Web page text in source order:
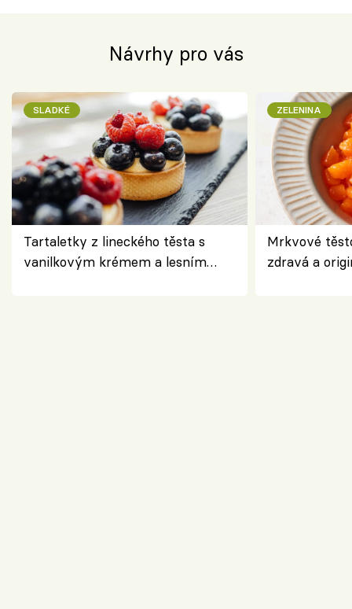
Návrhy pro vás
SLADKÉ
Tartaletky z lineckého těsta s
vanilkovým krémem a lesním
ZELENINA
Mrkvové
zdravá a